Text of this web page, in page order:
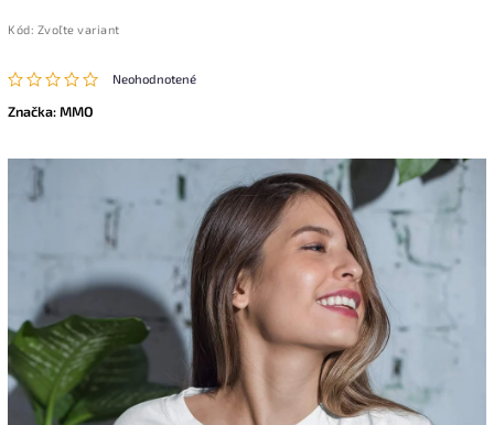
Kód: Zvoľte variant
Neohodnotené
Značka:MMO